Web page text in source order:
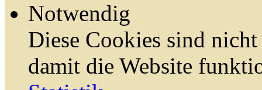
Notwendig
Diese Cookies sind
damit die Website